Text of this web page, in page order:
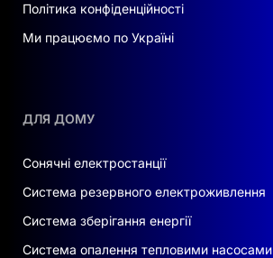
Політика конфіденційності
Ми працюємо по Україні
ДЛЯ ДОМУ
Сонячні електростанції
Система резервного електроживлення
Система зберігання енергії
Система опалення тепловими насосами